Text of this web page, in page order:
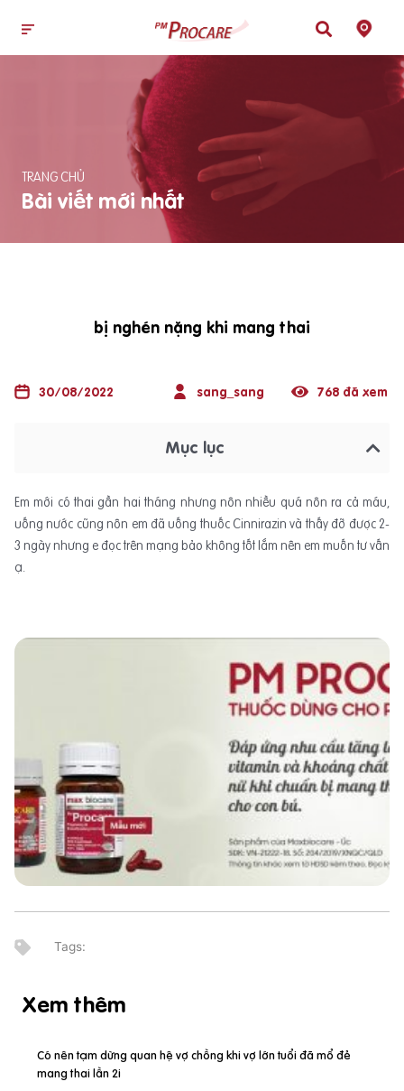
TRANG CHỦ
Bài viết mới nhất
bị nghén nặng khi mang thai
30/08/2022 sang_sang 768 đã xem
Mục lục
Em mới có thai gần hai tháng nhưng nôn nhiều quá nôn ra cả máu,
uống nước cũng nôn em đã uống thuốc Cinnirazin và thấy đỡ được 2-
3 ngày nhưng e đọc trên mạng bảo không tốt lắm nên em muốn tư vấn
ạ.
Xem thêm
Có nên tạm dừng quan hệ vợ chồng khi vợ lớn tuổi đã mổ đẻ
mang thai lần 2i